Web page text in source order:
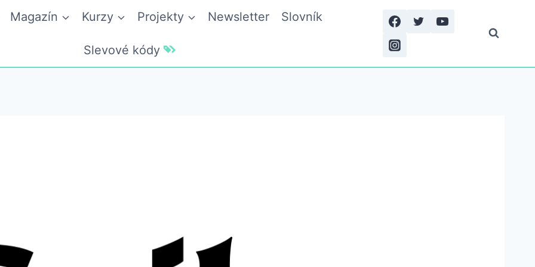
Magazín Kurzy Projekty Newsletter Slovník
Slevové kódy